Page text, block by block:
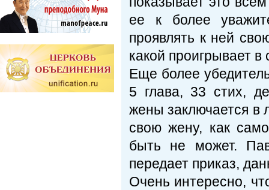
ее к более
проявлять к ней
какой проигрывает в
Еще более
5 глава, 33 стих,
жены заключается
свою жену, как
быть не может.
передает приказ,
Очень интересно,